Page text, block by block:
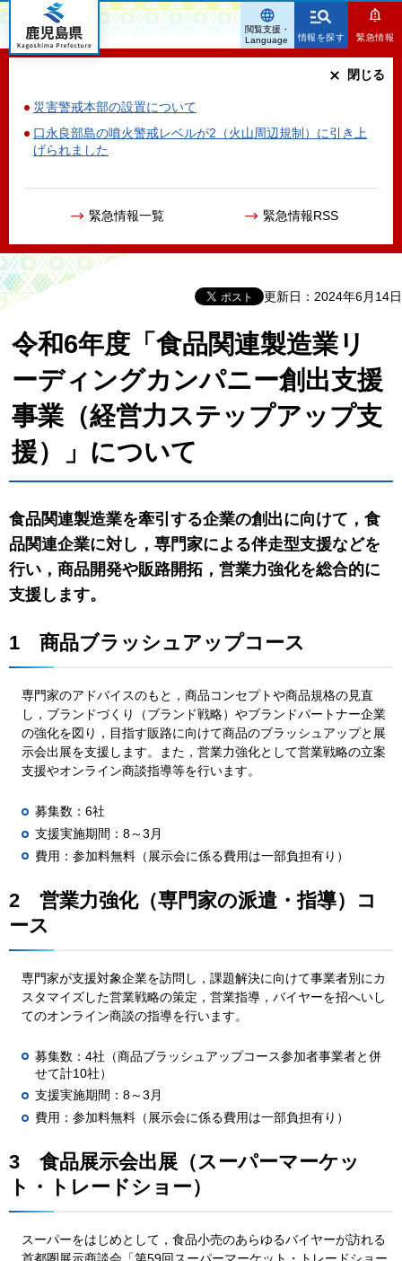
鹿児島県
情報を探す 緊急情報
災害警戒本部の設置について
口永良部島の噴火警戒レベルが2（火山周辺規制）に引き上
げられました
緊急情報一覧 緊急情報RSS
閉じる
閲覧支援・
Language
更新日：2024年6月14日
令和6年度「食品関連製造業リ
ーディングカンパニー創出支援
事業（経営力ステップアップ支
援）」について
食品関連製造業を牽引する企業の創出に向けて，食
品関連企業に対し，専門家による伴走型支援などを
行い，商品開発や販路開拓，営業力強化を総合的に
支援します。
1 商品ブラッシュアップコース
専門家のアドバイスのもと，商品コンセプトや商品規格の見直
し，ブランドづくり（ブランド戦略）やブランドパートナー企業
の強化を図り，目指す販路に向けて商品のブラッシュアップと展
示会出展を支援します。また，営業力強化として営業戦略の立案
支援やオンライン商談指導等を行います。
募集数：6社
支援実施期間：8～3月
費用：参加料無料（展示会に係る費用は一部負担有り）
2
営業力強化（専門家の派遣・指導）コ
ース
専門家が支援対象企業を訪問し，課題解決に向けて事業者別にカ
スタマイズした営業戦略の策定，営業指導，バイヤーを招へいし
てのオンライン商談の指導を行います。
募集数：4社（商品ブラッシュアップコース参加者事業者と併
せて計10社）
支援実施期間：8～3月
費用：参加料無料（展示会に係る費用は一部負担有り）
3 食品展示会出展（スーパーマーケッ
ト・トレードショー）
スーパーをはじめとして，食品小売のあらゆるバイヤーが訪れる